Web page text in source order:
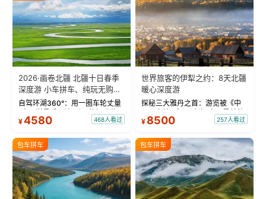
2026·画卷北疆 北疆十日春季
深度游 小车拼车、纯玩无购
物！
自驾环湖360°：用一圈车轮丈量
“大西洋最后一滴眼泪”的极致蔚
蓝。 赛湖旅拍：甄选多款风格服
绝美瞬间。 赛湖坦克300跟车视
频：专业摄影师...
¥4580 468人看过
世界旅客的伊犁之约：8天北疆
暖心深度游
探秘三大雅丹之首：游览被《中
国国家地理》评选为“中国最美的
三大雅丹”第一名的克拉玛依魔鬼
瓦人最大村落——禾木村，欣赏
晨雾与小木...
¥ 8500 257人看过
包车拼车 包车拼车